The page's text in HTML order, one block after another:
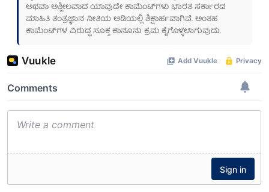
ಅಥವಾ ಅಶ್ಲೀಲವಾದ ಯಾವುದೇ ಕಾಮೆಂಟ್‌ಗಳು ಭಾರತ ಸರ್ಕಾರದ
ಮಾಹಿತಿ ತಂತ್ರಜ್ಞಾನ ನೀತಿಯ ಅಡಿಯಲ್ಲಿ ಶಿಕ್ಷಾರ್ಹವಾಗಿವೆ. ಅಂತಹ
ಕಾಮೆಂಟ್‌ಗಳ ವಿರುದ್ಧ ಸೂಕ್ತ ಕಾನೂನು ಕ್ರಮ ಕೈಗೊಳ್ಳಲಾಗುವುದು.